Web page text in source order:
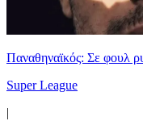
Παναθηναϊκός: Σε φουλ
Super League
|